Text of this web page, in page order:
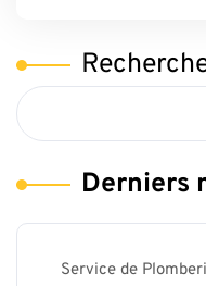
Derniers
Service de